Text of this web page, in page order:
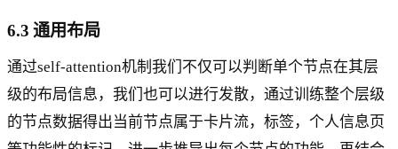
6.3 通用布局
通过self-attention机制我们不仅可以判断单个节点在其层
级的布局信息，我们也可以进行发散，通过训练整个层级
的节点数据得出当前节点属于卡片流，标签，个人信息页